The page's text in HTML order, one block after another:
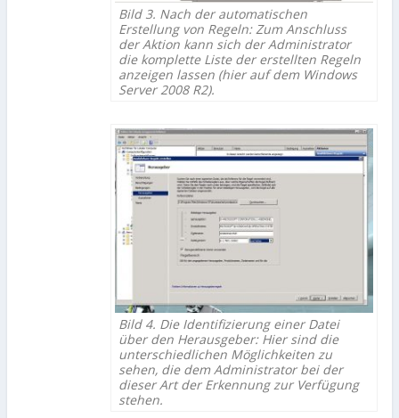
Bild 3. Nach der automatischen
Erstellung von Regeln: Zum Anschluss
der Aktion kann sich der Administrator
die komplette Liste der erstellten Regeln
anzeigen lassen (hier auf dem Windows
Server 2008 R2).
Bild 4. Die Identifizierung einer Datei
über den Herausgeber: Hier sind die
unterschiedlichen Möglichkeiten zu
sehen, die dem Administrator bei der
dieser Art der Erkennung zur Verfügung
stehen.